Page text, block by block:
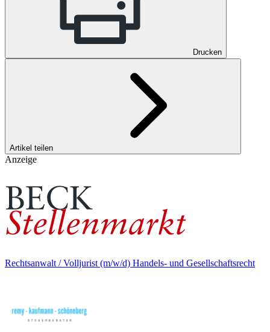
Drucken
Artikel teilen
Anzeige
Rechtsanwalt / Volljurist (m/w/d) Handels- und Gesellschaftsrecht